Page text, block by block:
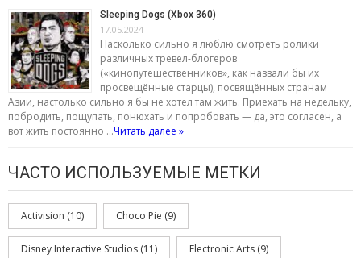
Sleeping Dogs (Xbox 360)
17.05.2024
Насколько сильно я люблю смотреть ролики
различных тревел-блогеров
(«кинопутешественников», как назвали бы их
просвещённые старцы), посвящённых странам
Азии, настолько сильно я бы не хотел там жить. Приехать на недельку,
побродить, пощупать, понюхать и попробовать — да, это согласен, а
вот жить постоянно …Читать далее »
ЧАСТО ИСПОЛЬЗУЕМЫЕ МЕТКИ
Activision (10) Choco Pie (9)
Disney Interactive Studios (11) Electronic Arts (9)